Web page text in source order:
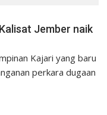
Jember naik
Kajari yang baru
perkara dugaan